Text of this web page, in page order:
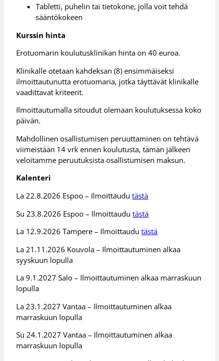
Tabletti, puhelin tai tietokone, jolla voit tehdä
sääntökokeen
Kurssin hinta
Erotuomarin koulutusklinikan hinta on 40 euroa.
Klinikalle otetaan kahdeksan (8) ensimmäiseksi
ilmoittautunutta erotuomaria, jotka täyttävät klinikalle
vaadittavat kriteerit.
Ilmoittautumalla sitoudut olemaan koulutuksessa koko
päivän.
Mahdollinen osallistumisen peruuttaminen on tehtävä
viimeistään 14 vrk ennen koulutusta, tämän jälkeen
veloitamme peruutuksista osallistumisen maksun.
Kalenteri
La 22.8.2026 Espoo – Ilmoittaudutästä
Su 23.8.2026 Espoo – Ilmoittaudutästä
La 12.9.2026 Tampere – Ilmoittaudutästä
La 21.11.2026 Kouvola – Ilmoittautuminen alkaa
syyskuun lopulla
La 9.1.2027 Salo – Ilmoittautuminen alkaa marraskuun
lopulla
La 23.1.2027 Vantaa – Ilmoittautuminen alkaa
marraskuun lopulla
Su 24.1.2027 Vantaa – Ilmoittautuminen alkaa
marraskuun lopulla